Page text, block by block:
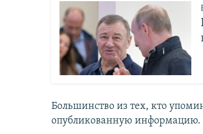
Большинство из тех, кто
опубликованную информацию.